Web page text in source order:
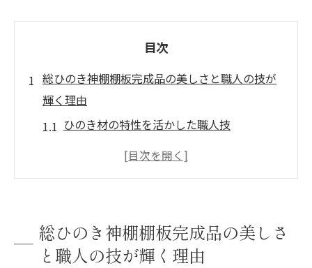
目次
総ひのき神棚棚板完成品の美しさと職人の技が
輝く理由
ひのき材の特性を活かした職人技
艶やかな木目が魅せる自然の美
ひのきの香りがもたらす心地よさ
職人たちの情熱が宿る一枚
総ひのき神棚棚板完成品の美しさ
と職人の技が輝く理由